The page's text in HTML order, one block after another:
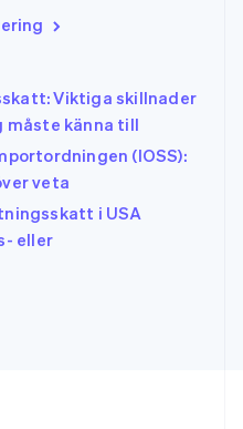
Viktiga skillnader
känna till
(IOSS):
veta
i USA
eller